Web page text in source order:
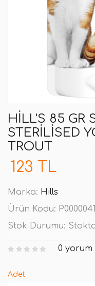
HILL'S 85 GR
STERILISED
TROUT
123 TL
Marka: Hills
Ürün Kodu: P0000041
Stok Durumu:
0 yorum
Adet